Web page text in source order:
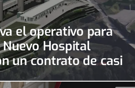
el operativo para
Hospital
un contrato de casi